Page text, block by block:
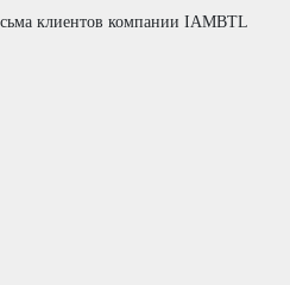
клиентов компании IAMBTL